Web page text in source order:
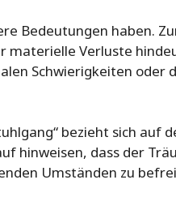
Bedeutungen haben.
materielle Verluste
Schwierigkeiten oder
bezieht sich auf
hinweisen, dass der
Umständen zu